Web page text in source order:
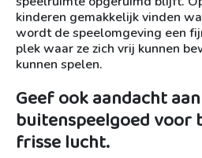
kinderen gemakkelijk vinden
wordt de speelomgeving een
plek waar ze zich vrij kunnen
kunnen spelen.
Geef ook aandacht aan
buitenspeelgoed voor
frisse lucht.